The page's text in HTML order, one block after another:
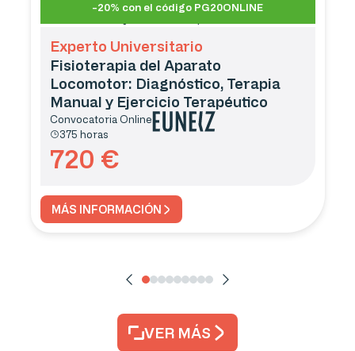
-20% con el código PG20ONLINE
Experto Universitario
Fisioterapia del Aparato
Locomotor: Diagnóstico, Terapia
Manual y Ejercicio Terapéutico
Convocatoria Online
375 horas
720 €
MÁS INFORMACIÓN
VER MÁS